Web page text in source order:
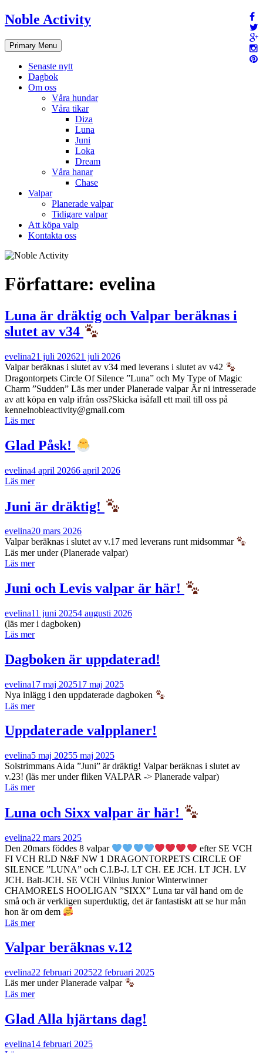
Skip
to
content
Noble Activity
Primary Menu
Senaste nytt
Dagbok
Om oss
Våra hundar
Våra tikar
Diza
Luna
Juni
Loka
Dream
Våra hanar
Chase
Valpar
Planerade valpar
Tidigare valpar
Att köpa valp
Kontakta oss
Författare: evelina
Luna är dräktig och Valpar beräknas i
slutet av v34
evelina21 juli 202621 juli 2026
Valpar beräknas i slutet av v34 med leverans i slutet av v42
Dragontorpets Circle Of Silence ”Luna” och My Type of Magic
Charm ”Sudden” Läs mer under Planerade valpar Är ni intresserade
av att köpa en valp ifrån oss?Skicka isåfall ett mail till oss på
kennelnobleactivity@gmail.com
Läs mer
Glad Påsk!
evelina4 april 20266 april 2026
Läs mer
Juni är dräktig!
evelina20 mars 2026
Valpar beräknas i slutet av v.17 med leverans runt midsommar
Läs mer under (Planerade valpar)
Läs mer
Juni och Levis valpar är här!
evelina11 juni 20254 augusti 2026
(läs mer i dagboken)
Läs mer
Dagboken är uppdaterad!
evelina17 maj 202517 maj 2025
Nya inlägg i den uppdaterade dagboken
Läs mer
Uppdaterade valpplaner!
evelina5 maj 20255 maj 2025
Solstrimmans Aida ”Juni” är dräktig! Valpar beräknas i slutet av
v.23! (läs mer under fliken VALPAR -> Planerade valpar)
Läs mer
Luna och Sixx valpar är här!
evelina22 mars 2025
Den 20mars föddes 8 valpar
efter SE VCH
FI VCH RLD N&F NW 1 DRAGONTORPETS CIRCLE OF
SILENCE ”LUNA” och C.I.B-J. LT CH. EE JCH. LT JCH. LV
JCH. Balt-JCH. SE VCH Vilnius Junior Winterwinner
CHAMORELS HOOLIGAN ”SIXX” Luna tar väl hand om de
små och är verkligen superduktig, det är fantastiskt att se hur mån
hon är om dem
Läs mer
Valpar beräknas v.12
evelina22 februari 202522 februari 2025
Läs mer under Planerade valpar
Läs mer
Glad Alla hjärtans dag!
evelina14 februari 2025